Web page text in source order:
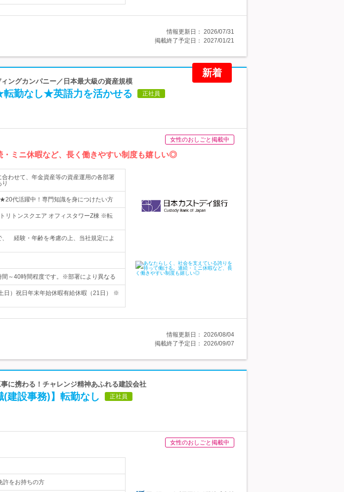
情報更新日： 2026/07/31
掲載終了予定日： 2027/01/21
新着
ングカンパニー／日本最大級の資産規模
転勤なし★英語力を活かせる 正社員
女性のおしごと掲載中
ミニ休暇など、長く働きやすい制度も嬉しい◎
わせて、年金資産等の資産運用の各部署
代活躍中！専門知識を身につけたい方
リトンスクエア オフィスタワーZ棟 ※転
経験・年齢を考慮の上、当社規定によ
～40時間程度です。※部署により異なる
祝日年末年始休暇有給休暇（21日） ※
情報更新日： 2026/08/04
掲載終了予定日： 2026/09/07
に携わる！チャレンジ精神あふれる建設会社
建設事務)】転勤なし 正社員
女性のおしごと掲載中
許をお持ちの方